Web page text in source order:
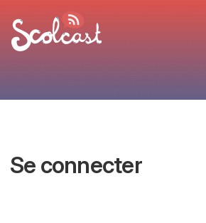
Se connecter